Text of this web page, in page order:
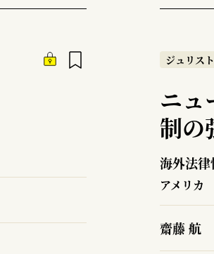
ジュリスト
ニュ
制の
海外法
アメリカ
齋藤 航